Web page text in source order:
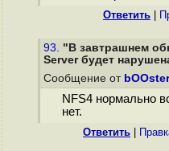
Ответить
93. "В завтрашнем
Server будет
Сообщение от bOOster
NFS4 нормально
нет.
Ответить